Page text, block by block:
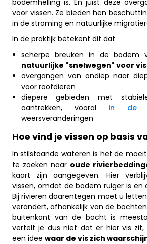
voor vissen. Ze bieden hen
in de stroming en natuurlijke
In de praktijk betekent dit dat
scherpe breuken in de bodem
natuurlijke "snelwegen" voor
overgangen van ondiep naar
voor roofdieren
diepere gebieden met
aantrekken, vooral in de
weersveranderingen
Hoe vind je vissen op basis
In stilstaande wateren is het de
te zoeken naar oude
kaart zijn aangegeven. Hier
vissen, omdat de bodem ruiger is en
Bij rivieren daarentegen moet u
verandert, afhankelijk van de
buitenkant van de bocht is
vertelt je dus niet dat er hier vis
een idee waar de vis zich